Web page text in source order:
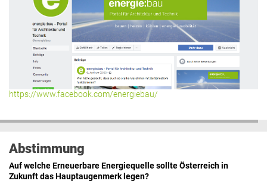
Hier geht’s zu allen Kommentaren
https://www.facebook.com/energiebau/
Abstimmung
Auf welche Erneuerbare Energiequelle sollte Österreich in
Zukunft das Hauptaugenmerk legen?